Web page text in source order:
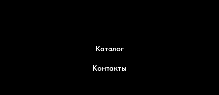
Каталог
Контакты